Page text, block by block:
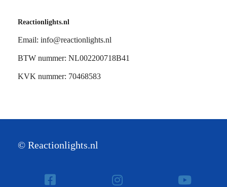
Reactionlights.nl
Email: info@reactionlights.nl
BTW nummer: NL002200718B41
KVK nummer: 70468583
© Reactionlights.nl